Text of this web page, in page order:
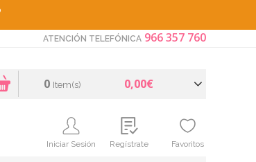
ATENCIÓN TELEFÓNICA 966 357 760
0 Item(s) 0,00€
Iniciar Sesión Regístrate Favoritos